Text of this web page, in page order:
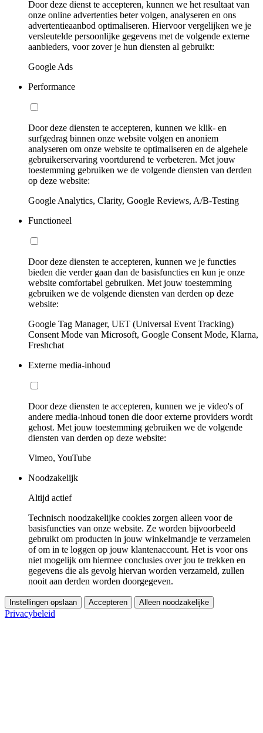
Door deze dienst te accepteren, kunnen we het resultaat van
onze online advertenties beter volgen, analyseren en ons
advertentieaanbod optimaliseren. Hiervoor vergelijken we je
versleutelde persoonlijke gegevens met de volgende externe
aanbieders, voor zover je hun diensten al gebruikt:
Google Ads
Performance
Door deze diensten te accepteren, kunnen we klik- en
surfgedrag binnen onze website volgen en anoniem
analyseren om onze website te optimaliseren en de algehele
gebruikerservaring voortdurend te verbeteren. Met jouw
toestemming gebruiken we de volgende diensten van derden
op deze website:
Google Analytics, Clarity, Google Reviews, A/B-Testing
Functioneel
Door deze diensten te accepteren, kunnen we je functies
bieden die verder gaan dan de basisfuncties en kun je onze
website comfortabel gebruiken. Met jouw toestemming
gebruiken we de volgende diensten van derden op deze
website:
Google Tag Manager, UET (Universal Event Tracking)
Consent Mode van Microsoft, Google Consent Mode, Klarna,
Freshchat
Externe media-inhoud
Door deze diensten te accepteren, kunnen we je video's of
andere media-inhoud tonen die door externe providers wordt
gehost. Met jouw toestemming gebruiken we de volgende
diensten van derden op deze website:
Vimeo, YouTube
Noodzakelijk
Altijd actief
Technisch noodzakelijke cookies zorgen alleen voor de
basisfuncties van onze website. Ze worden bijvoorbeeld
gebruikt om producten in jouw winkelmandje te verzamelen
of om in te loggen op jouw klantenaccount. Het is voor ons
niet mogelijk om hiermee conclusies over jou te trekken en
gegevens die als gevolg hiervan worden verzameld, zullen
nooit aan derden worden doorgegeven.
Instellingen opslaan Accepteren Alleen noodzakelijke
Privacybeleid